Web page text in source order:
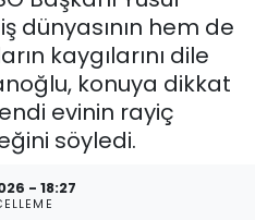
dünyasının hem de
kaygılarını dile
konuya dikkat
evinin rayiç
söyledi.
- 18:27